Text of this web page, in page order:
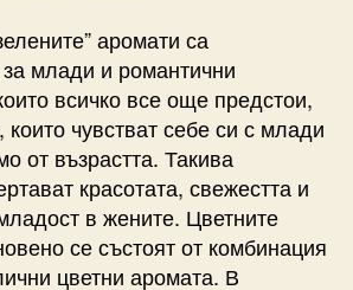
аромати са
млади и романтични
всичко все още предстои,
които чувстват себе си с млади
от възрастта. Такива
красотата, свежестта и
в жените. Цветните
се състоят от комбинация
цветни аромата. В